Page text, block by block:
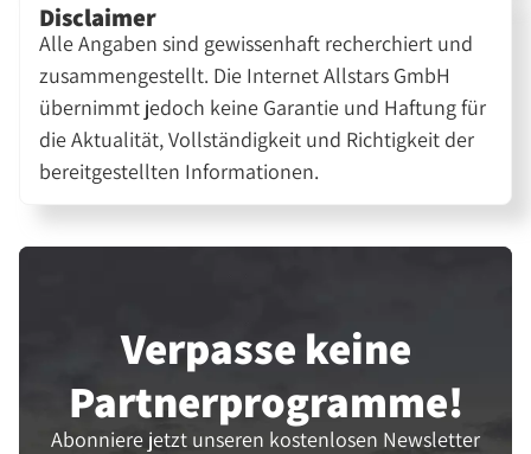
Disclaimer
Alle Angaben sind gewissenhaft recherchiert und
zusammengestellt. Die Internet Allstars GmbH
übernimmt jedoch keine Garantie und Haftung für
die Aktualität, Vollständigkeit und Richtigkeit der
bereitgestellten Informationen.
Verpasse keine
Partner­programme!
Abonniere jetzt unseren kostenlosen Newsletter